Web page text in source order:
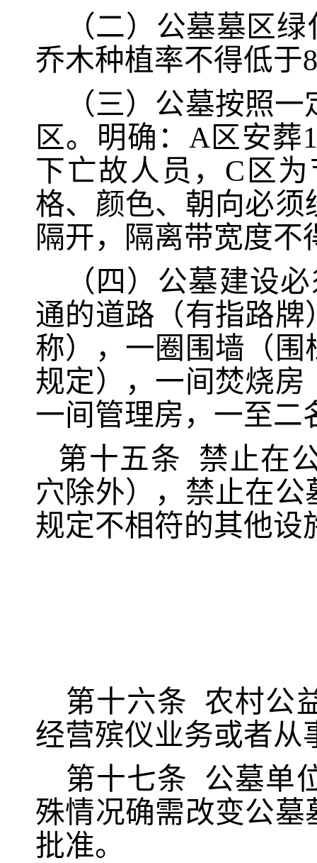
（二）公墓墓区
乔木种植率不得低于
（三）公墓按照
区。明确：A区安葬
下亡故人员， C区
格、颜色、朝向必
隔开，隔离带宽度不
（四）公墓建设
通的道路（有指路
称），一圈围墙（
规定），一间焚烧
一间管理房，一至二
第十五条
禁止在
穴除外），禁止在
规定不相符的其他设
第十六条
农村公
经营殡仪业务或者从
第十七条
公墓单
殊情况确需改变公
批准。